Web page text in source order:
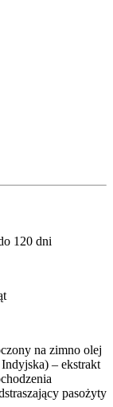
120 dni
na zimno olej
– ekstrakt
pasożyty